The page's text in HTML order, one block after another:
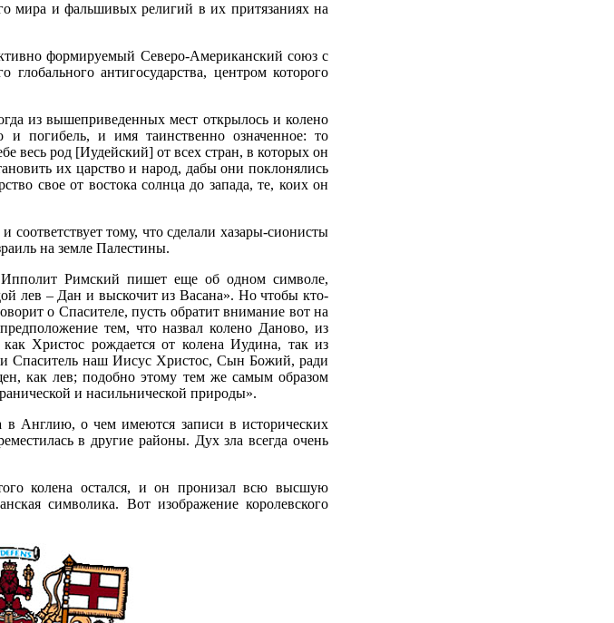
мира и фальшивых религий в их притязаниях на
формируемый Северо-Американский союз с
глобального антигосударства, центром которого
из вышеприведенных мест открылось и колено
и погибель, и имя таинственно означенное: то
весь род [Иудейский] от всех стран, в которых он
их царство и народ, дабы они поклонялись
свое от востока солнца до запада, те, коих он
тому, что сделали хазары-сионисты
на земле Палестины.
Римский пишет еще об одном символе,
лев – Дан и выскочит из Васана». Но чтобы кто-
о Спасителе, пусть обратит внимание вот на
тем, что назвал колено Даново, из
Христос рождается от колена Иудина, так из
и Спаситель наш Иисус Христос, Сын Божий, ради
как лев; подобно этому тем же самым образом
и насильнической природы».
в Англию, о чем имеются записи в исторических
в другие районы. Дух зла всегда очень
колена остался, и он пронизал всю высшую
символика. Вот изображение королевского